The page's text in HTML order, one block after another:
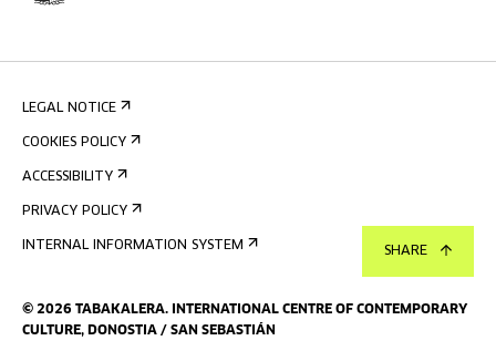
SHARE
© 2026 TABAKALERA.
INTERNATIONAL CENTRE OF CONTEMPORARY
CULTURE, DONOSTIA / SAN SEBASTIÁN
LEGAL NOTICE
COOKIES POLICY
ACCESSIBILITY
PRIVACY POLICY
INTERNAL INFORMATION SYSTEM